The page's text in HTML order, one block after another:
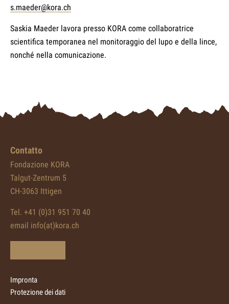
s.maeder@kora.ch
Saskia Maeder lavora presso KORA come collaboratrice
scientifica temporanea nel monitoraggio del lupo e della lince,
nonché nella comunicazione.
Contatto
Fondazione KORA
Talgut-Zentrum 5
CH-3063 Ittigen
Tel. +41 (0)31 951 70 40
email info(at)kora.ch
Impronta
Protezione dei dati